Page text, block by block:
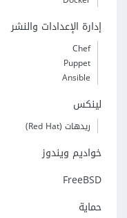
إدارة الإعدادات والنشر
Chef
Puppet
Ansible
لينكس
ريدهات (Red Hat)
خواديم ويندوز
FreeBSD
حماية